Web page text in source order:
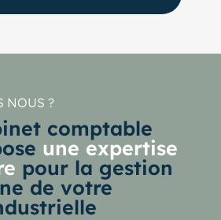
NOUS ?
comptable
une expertise
pour la gestion
de votre